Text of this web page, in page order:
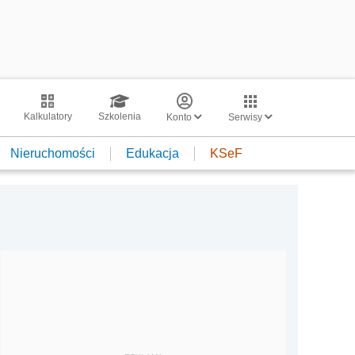
Kalkulatory Szkolenia Konto Serwisy
Nieruchomości Edukacja KSeF